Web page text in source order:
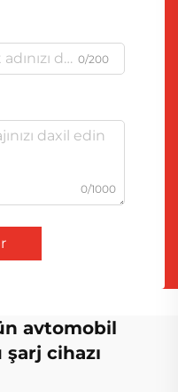
0/200
0/1000
avtomobil
cihazı